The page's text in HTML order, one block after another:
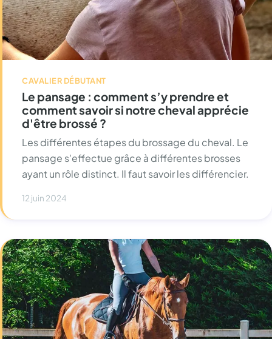
CAVALIER DÉBUTANT
Le pansage : comment s’y prendre et
comment savoir si notre cheval apprécie
d'être brossé ?
Les différentes étapes du brossage du cheval. Le
pansage s'effectue grâce à différentes brosses
ayant un rôle distinct. Il faut savoir les différencier.
12 juin 2024